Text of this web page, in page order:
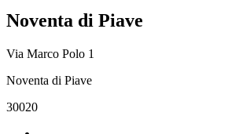
Noventa di Piave
Via Marco Polo 1
Noventa di Piave
30020